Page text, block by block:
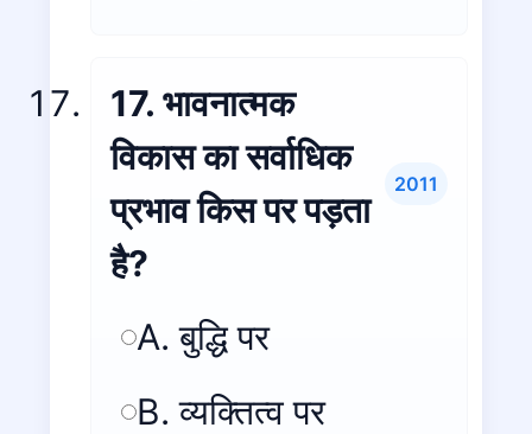
17. भावनात्मक
विकास का सर्वाधिक
प्रभाव किस पर पड़ता
है?
2011
A. बुद्धि पर
B. व्यक्तित्व पर